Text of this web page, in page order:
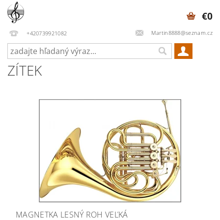
+420739921082 Martin8888@seznam.cz
€0
ZÍTEK
MAGNETKA LESNÝ ROH VEĽKÁ